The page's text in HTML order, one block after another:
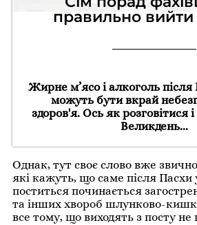
правильно вийти
Жирне м’ясо і алкоголь після
можуть бути вкрай
здоров'я. Ось як розговітися
Великдень...
Однак, тут своє слово вже
які кажуть, що саме після Пасхи
поститься починається
та інших хвороб шлунково-
все тому, що виходять з посту не